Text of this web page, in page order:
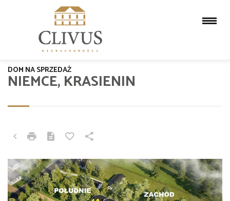
NIEMCE, KRASIENIN
DOM NA SPRZEDAŻ